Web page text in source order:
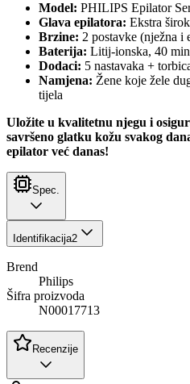
Model: PHILIPS Epilator
Glava epilatora: Ekstra
Brzine: 2 postavke (nježna i
Baterija: Litij-ionska, 40
Dodaci: 5 nastavaka +
Namjena: Žene koje žele
tijela
Uložite u kvalitetnu njegu i
savršeno glatku kožu svakog
epilator već danas!
Spec.
Identifikacija2
Brend
Philips
Šifra proizvoda
N00017713
Recenzije